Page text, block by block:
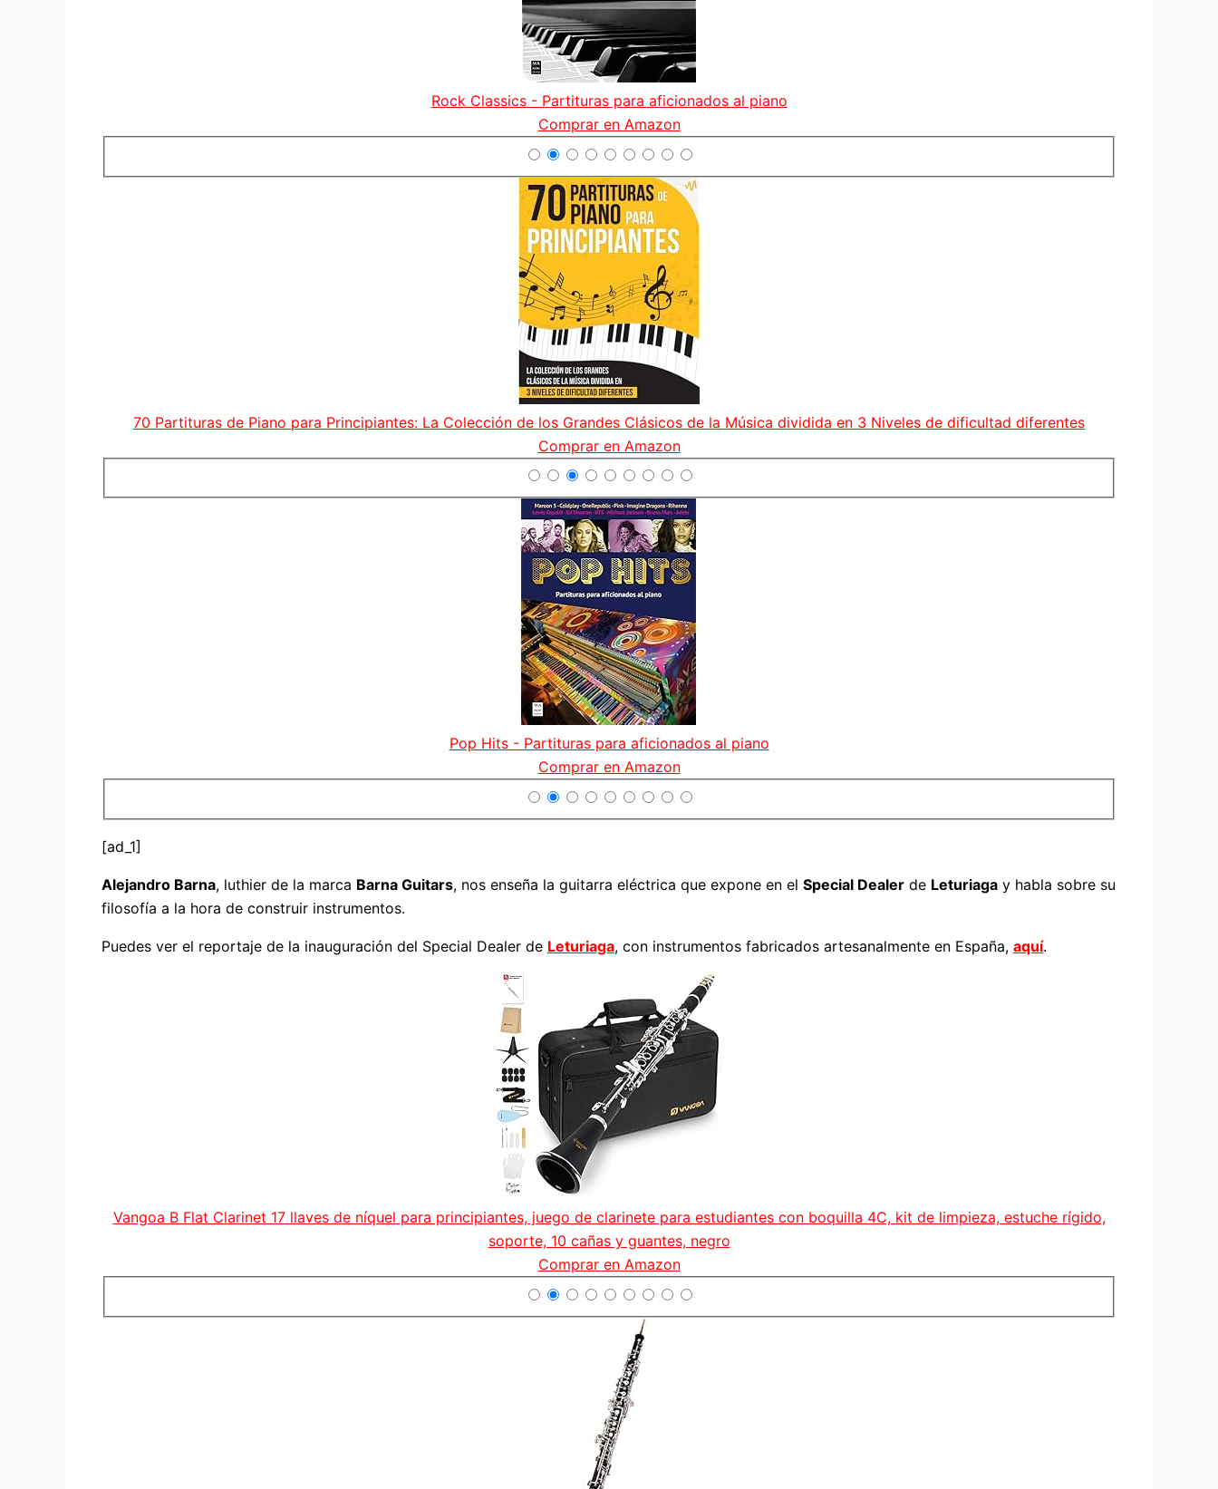
Rock Classics - Partituras para aficionados al piano
Comprar en Amazon
70 Partituras de Piano para Principiantes: La Colección de los Grandes Clásicos de la Música dividida en 3 Niveles de dificultad diferentes
Comprar en Amazon
Pop Hits - Partituras para aficionados al piano
Comprar en Amazon
[ad_1]
Alejandro Barna, luthier de la marca Barna Guitars, nos enseña la guitarra eléctrica que expone en el Special Dealer de Leturiaga y habla sobre su
filosofía a la hora de construir instrumentos.
Puedes ver el reportaje de la inauguración del Special Dealer de Leturiaga, con instrumentos fabricados artesanalmente en España, aquí.
Vangoa B Flat Clarinet 17 llaves de níquel para principiantes, juego de clarinete para estudiantes con boquilla 4C, kit de limpieza, estuche rígido,
soporte, 10 cañas y guantes, negro
Comprar en Amazon